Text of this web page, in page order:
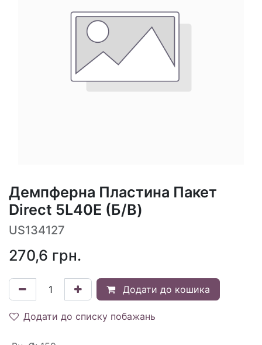
Демпферна Пластина Пакет
Direct 5L40E (Б/В)
US134127
270,6 грн.
Додати до кошика
Додати до списку побажань